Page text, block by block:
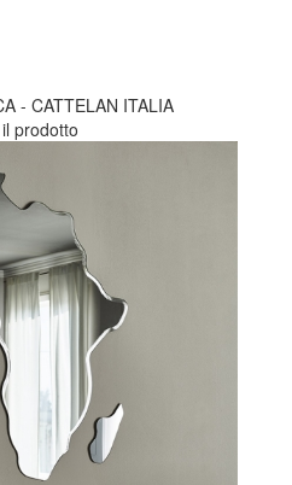
- CATTELAN ITALIA
prodotto